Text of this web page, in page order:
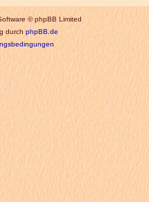
© phpBB Limited
durchphpBB.de